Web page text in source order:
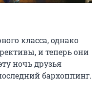
класса, однако
и теперь они
ночь друзья
бархоппинг.